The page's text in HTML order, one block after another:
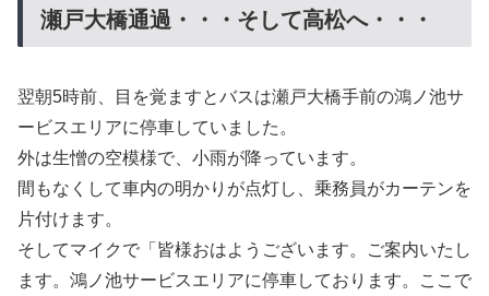
瀬戸大橋通過・・・そして高松へ・・・
翌朝5時前、目を覚ますとバスは瀬戸大橋手前の鴻ノ池サ
ービスエリアに停車していました。
外は生憎の空模様で、小雨が降っています。
間もなくして車内の明かりが点灯し、乗務員がカーテンを
片付けます。
そしてマイクで「皆様おはようございます。ご案内いたし
ます。鴻ノ池サービスエリアに停車しております。ここで